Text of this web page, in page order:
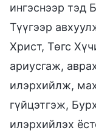
ингэснээр тэд
Түүгээр
Христ, Төгс
ариусгаж,
илэрхийлж,
гүйцэтгэж,
илэрхийлэх